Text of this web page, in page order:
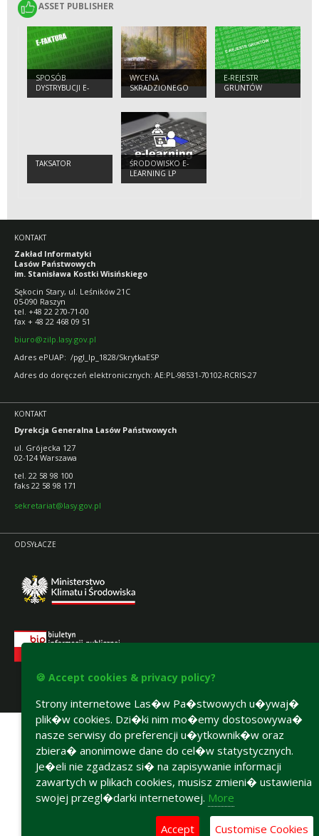
ASSET PUBLISHER
ASSET PUBLISHER
SPOSÓB
DYSTRYBUCJI E-
FAKTUR
WYCENA
SKRADZIONEGO
DREWNA
E-REJESTR
GRUNTÓW
TAKSATOR
ŚRODOWISKO E-
LEARNING LP
KONTAKT
Zakład Informatyki
Lasów Państwowych
im. Stanisława Kostki Wisińskiego
Sękocin Stary, ul. Leśników 21C
05-090 Raszyn
tel. +48 22 270-71-00
fax + 48 22 468 09 51
biuro@zilp.lasy.gov.pl
Adres ePUAP: /pgl_lp_1828/SkrytkaESP
Adres do doręczeń elektronicznych: AE:PL-98531-70102-RCRIS-27
KONTAKT
Dyrekcja Generalna Lasów Państwowych
ul. Grójecka 127
02-124 Warszawa
tel. 22 58 98 100
faks 22 58 98 171
sekretariat@lasy.gov.pl
ODSYŁACZE
Accesibility declaration
🍪 Accept cookies & privacy policy?
Strony internetowe Las�w Pa�stwowych u�ywaj�
plik�w cookies. Dzi�ki nim mo�emy dostosowywa�
nasze serwisy do preferencji u�ytkownik�w oraz
zbiera� anonimowe dane do cel�w statystycznych.
Je�eli nie zgadzasz si� na zapisywanie informacji
zawartych w plikach cookies, musisz zmieni� ustawienia
swojej przegl�darki internetowej. More
Accept Customise Cookies